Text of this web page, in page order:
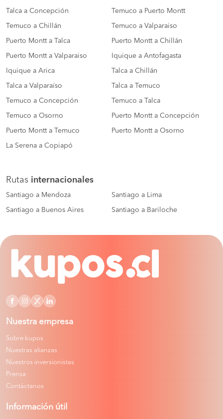
Talca a Concepción Temuco a Puerto Montt
Temuco a Chillán Temuco a Valparaiso
Puerto Montt a Talca Puerto Montt a Chillán
Puerto Montt a Valparaiso Iquique a Antofagasta
Iquique a Arica Talca a Chillán
Talca a Valparaíso Talca a Temuco
Temuco a Concepción Temuco a Talca
Temuco a Osorno Puerto Montt a Concepción
Puerto Montt a Temuco Puerto Montt a Osorno
La Serena a Copiapó
Rutas internacionales
Santiago a Mendoza Santiago a Lima
Santiago a Buenos Aires Santiago a Bariloche
Nuestra empresa
Sobre kupos
Nuestras alianzas
Nuestros inversionistas
Prensa
Contáctanos
Información útil